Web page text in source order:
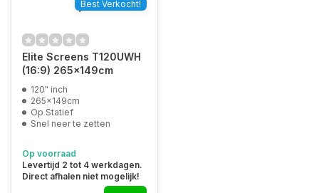
Best Verkocht!
Elite Screens T120UWH
(16:9) 265x149cm
120" inch
265x149cm
Op Statief
Snel neer te zetten
Op voorraad
Levertijd 2 tot 4 werkdagen.
Direct afhalen niet mogelijk!